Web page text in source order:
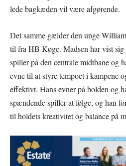
lede bagkæden vil være afgørende.
Det samme gælder den unge
til fra HB Køge. Madsen har vist
spiller på den centrale midtbane og
evne til at styre tempoet i kampene
effektivt. Hans evner på bolden og
spændende spiller at følge, og han
til holdets kreativitet og balance på